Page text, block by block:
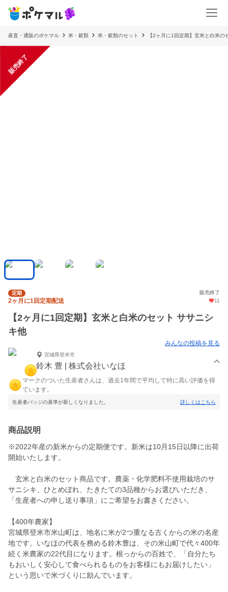
産直・通販のポケマル 米・穀類 米・穀類のセット 【2ヶ月に1回定期】玄米と白米の
販売終了
定期 販売終了
2ヶ月に1回定期配送 11
【2ヶ月に1回定期】玄米と白米のセット ササニシ
キ他
みんなの投稿を見る
宮城県登米市
鈴木 豊 | 株式会社いなほ
マークのついた生産者さんは、過去1年間で平均して特に高い評価を得
ています。
生産者バッジの基準が新しくなりました。 詳しくはこちら
商品説明
※2022年産の新米からの定期便です。新米は10月15日以降に出荷
開始いたします。
玄米と白米のセット商品です。農薬・化学肥料不使用栽培のサ
サニシキ、ひとめぼれ、たきたての3品種からお選びいただき、
「生産者への申し送り事項」にご希望をお書きください。
【400年農家】
宮城県登米市米山町は、地名に米が2つ重なる古くからの米の名産
地です。いなほの代表を務める鈴木豊は、その米山町で代々400年
続く米農家の22代目になります。根っからの百姓で、「自分たち
もおいしく安心して食べられるものをお客様にもお届けしたい」
という思いで米づくりに励んでいます。